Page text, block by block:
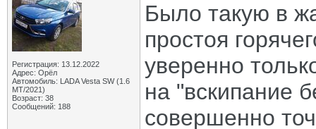
Регистрация: 13.12.2022
Адрес: Орёл
Автомобиль: LADA Vesta SW (1.6
МТ/2021)
Возраст: 38
Сообщений: 188
Было такую в
простоя
уверенно
на "вскипание
совершенно